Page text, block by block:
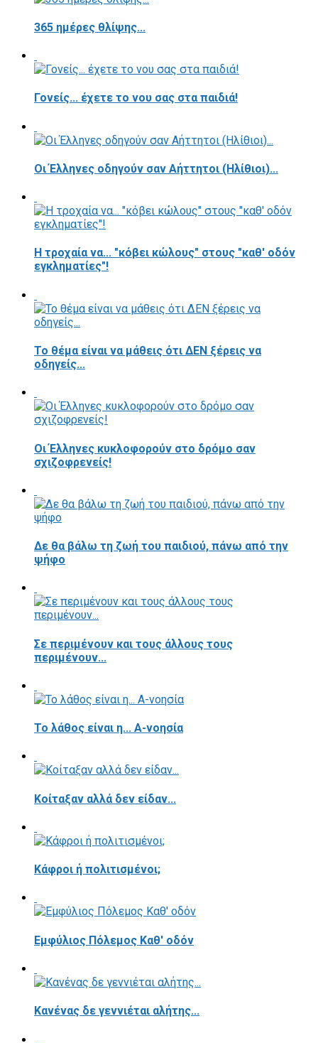
365 ημέρες θλίψης...
Γονείς... έχετε το νου σας στα παιδιά!
Οι Έλληνες οδηγούν σαν Αήττητοι (Ηλίθιοι)...
Η τροχαία να... "κόβει κώλους" στους "καθ' οδόν
εγκληματίες"!
Το θέμα είναι να μάθεις ότι ΔΕΝ ξέρεις να
οδηγείς...
Οι Έλληνες κυκλοφορούν στο δρόμο σαν
σχιζοφρενείς!
Δε θα βάλω τη ζωή του παιδιού, πάνω από την
ψήφο
Σε περιμένουν και τους άλλους τους
περιμένουν...
Το λάθος είναι η... Α-νοησία
Κοίταξαν αλλά δεν είδαν...
Κάφροι ή πολιτισμένοι;
Εμφύλιος Πόλεμος Καθ' οδόν
Κανένας δε γεννιέται αλήτης...